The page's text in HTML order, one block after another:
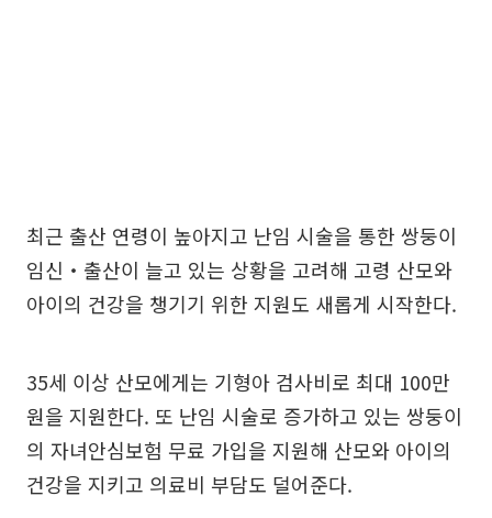
최근 출산 연령이 높아지고 난임 시술을 통한 쌍둥이
임신‧출산이 늘고 있는 상황을 고려해 고령 산모와
아이의 건강을 챙기기 위한 지원도 새롭게 시작한다.
35세 이상 산모에게는 기형아 검사비로 최대 100만
원을 지원한다. 또 난임 시술로 증가하고 있는 쌍둥이
의 자녀안심보험 무료 가입을 지원해 산모와 아이의
건강을 지키고 의료비 부담도 덜어준다.